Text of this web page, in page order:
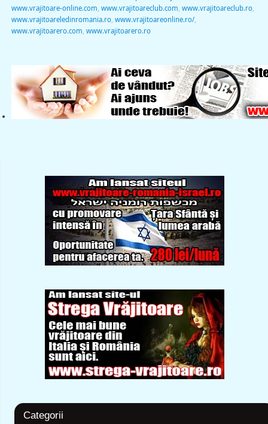
www.vrajitoare-online.com www.vrajitoareclub.com www.vrajitoareclub.ro,
www.vrajitoareledinromania.ro, www.vrajitoareonline.ro/,
www.vrajitoarero.com www.vrajitoarero.ro
Categorii